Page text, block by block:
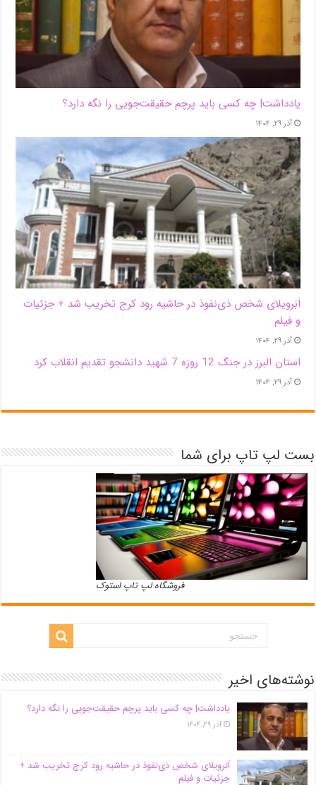
یادداشت| ‌چه کسی باید پرچم حقیقت‌جویی را نگه دارد؟
آذر ۲۹, ۱۴۰۴
اَبَر‌ویلای شخص ذی‌نفوذ در حاشیه‌ رود کرج تخریب شد + جزئیات
و فیلم
آذر ۲۹, ۱۴۰۴
استان البرز در جنگ 12 روزه 7 شهید دانشجو تقدیم انقلاب کرد
آذر ۲۹, ۱۴۰۴
بست لپ تاپ برای شما
فروشگاه لپ تاپ استوک
نوشته‌های اخیر
یادداشت| ‌چه کسی باید پرچم حقیقت‌جویی را نگه دارد؟
آذر ۲۹, ۱۴۰۴
اَبَر‌ویلای شخص ذی‌نفوذ در حاشیه‌ رود کرج تخریب شد +
جزئیات و فیلم